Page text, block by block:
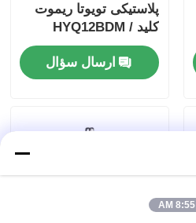
پلاستیکی تویوتا ریموت
کلید HYQ12BDM /
HYQ12BDP / GQ4-52T
ارسال سؤال
8:55 AM